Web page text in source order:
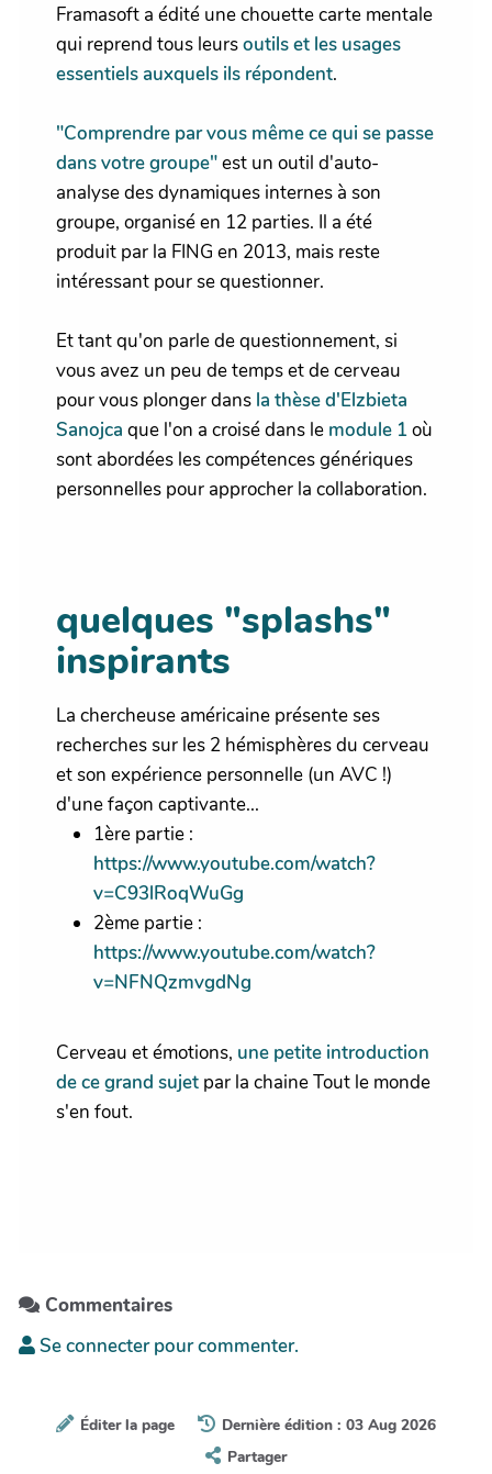
Framasoft a édité une chouette carte mentale
qui reprend tous leursoutils et les usages
essentiels auxquels ils répondent.
"Comprendre par vous même ce qui se passe
dans votre groupe"est un outil d'auto-
analyse des dynamiques internes à son
groupe, organisé en 12 parties. Il a été
produit par la FING en 2013, mais reste
intéressant pour se questionner.
Et tant qu'on parle de questionnement, si
vous avez un peu de temps et de cerveau
pour vous plonger dans la thèse d'Elzbieta
Sanojca que l'on a croisé dans le module 1où
sont abordées les compétences génériques
personnelles pour approcher la collaboration.
quelques "splashs"
inspirants
La chercheuse américaine présente ses
recherches sur les 2 hémisphères du cerveau
et son expérience personnelle (un AVC !)
d'une façon captivante...
1ère partie :
https://www.youtube.com/watch?
v=C93lRoqWuGg
2ème partie :
https://www.youtube.com/watch?
v=NFNQzmvgdNg
Cerveau et émotions, une petite introduction
de ce grand sujet par la chaine Tout le monde
s'en fout.
Commentaires
Se connecter pour commenter.
Éditer la page
Dernière édition : 03 Aug 2026
Partager